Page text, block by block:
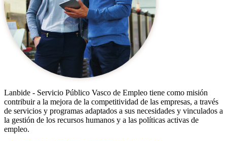
Lanbide - Servicio Público Vasco de Empleo tiene como misión
contribuir a la mejora de la competitividad de las empresas, a través
de servicios y programas adaptados a sus necesidades y vinculados a
la gestión de los recursos humanos y a las políticas activas de
empleo.